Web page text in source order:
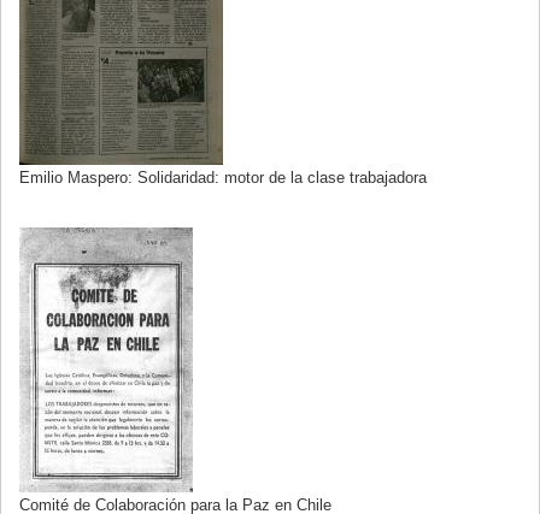
Emilio Maspero: Solidaridad: motor de la clase trabajadora
Comité de Colaboración para la Paz en Chile